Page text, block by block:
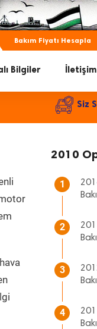
Bakım Fiyatı Hesapla
Bilgiler İletişim
Siz
2010
1
2
3
4